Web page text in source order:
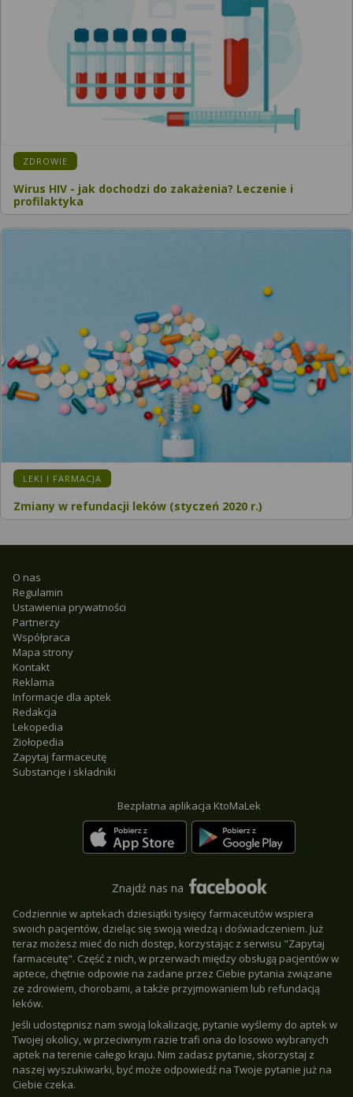
ZDROWIE
Wirus HIV - jak dochodzi do zakażenia? Leczenie i
profilaktyka
LEKI I FARMACJA
Zmiany w refundacji leków (styczeń 2020 r.)
O nas
Regulamin
Ustawienia prywatności
Partnerzy
Współpraca
Mapa strony
Kontakt
Reklama
Informacje dla aptek
Redakcja
Lekopedia
Ziołopedia
Zapytaj farmaceutę
Substancje i składniki
Bezpłatna aplikacja KtoMaLek
Znajdź nas na
Codziennie w aptekach dziesiątki tysięcy farmaceutów wspiera
swoich pacjentów, dzieląc się swoją wiedzą i doświadczeniem. Już
teraz możesz mieć do nich dostęp, korzystając z serwisu "Zapytaj
farmaceutę". Część z nich, w przerwach między obsługą pacjentów w
aptece, chętnie odpowie na zadane przez Ciebie pytania związane
ze zdrowiem, chorobami, a także przyjmowaniem lub refundacją
leków.
Jeśli udostępnisz nam swoją lokalizację, pytanie wyślemy do aptek w
Twojej okolicy, w przeciwnym razie trafi ona do losowo wybranych
aptek na terenie całego kraju. Nim zadasz pytanie, skorzystaj z
naszej wyszukiwarki, być może odpowiedź na Twoje pytanie już na
Ciebie czeka.